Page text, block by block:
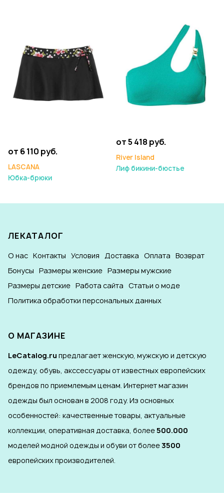
от 6 110 руб.
LASCANA
Юбка-брюки
от 5 418 руб.
River Island
Лиф бикини-бюстье
ЛЕКАТАЛОГ
О нас Контакты Условия Доставка Оплата Возврат
Бонусы Размеры женские Размеры мужские
Размеры детские Работа сайта Статьи о моде
Политика обработки персональных данных
О МАГАЗИНЕ
LeCatalog.ru предлагает женскую, мужскую и детскую
одежду, обувь, акссессуары от известных европейских
брендов по приемлемым ценам. Интернет магазин
одежды был основан в 2008 году. Из основных
особенностей: качественные товары, актуальные
коллекции, оперативная доставка, более500.000
моделей модной одежды и обуви от более3500
европейских производителей.